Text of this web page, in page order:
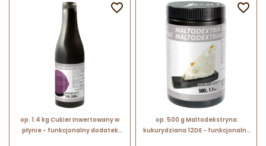
op. 1.4 kg Cukier Inwertowany w
płynie - funkcjonalny dodatek

op. 500 g Maltodekstryna
kukurydziana 12DE - funkcjonalny
